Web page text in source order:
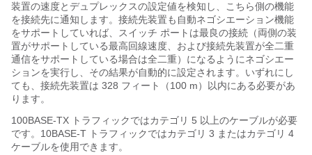
装置の速度とデュプレックスの設定値を検知し、こちら側の機能
を接続先に通知します。接続先装置も自動ネゴシエーション機能
をサポートしていれば、スイッチ ポートは最良の接続（両側の装
置がサポートしている最高回線速度、および接続先装置が全二重
通信をサポートしている場合は全二重）になるようにネゴシエー
ションを実行し、その結果が自動的に設定されます。いずれにし
ても、接続先装置は 328 フィート（100 m）以内にある必要があ
ります。
100BASE-TX トラフィックではカテゴリ 5 以上のケーブルが必要
です。10BASE-T トラフィックではカテゴリ 3 またはカテゴリ 4
ケーブルを使用できます。